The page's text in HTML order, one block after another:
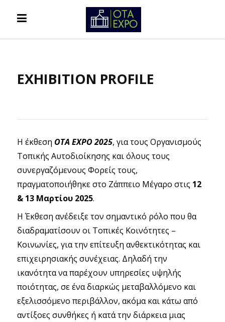
EXHIBITION PROFILE
Η έκθεση ΟΤΑ ΕΧΡΟ 2025, για τους Οργανισμούς
Τοπικής Αυτοδιοίκησης και όλους τους
συνεργαζόμενους Φορείς τους,
πραγματοποιήθηκε στο Ζάππειο Μέγαρο στις 12
& 13 Μαρτίου 2025.
Η Έκθεση ανέδειξε τον σημαντικό ρόλο που θα
διαδραματίσουν οι Τοπικές Κοινότητες –
Κοινωνίες, για την επίτευξη ανθεκτικότητας και
επιχειρησιακής συνέχειας. Δηλαδή την
ικανότητα να παρέχουν υπηρεσίες υψηλής
ποιότητας, σε ένα διαρκώς μεταβαλλόμενο και
εξελισσόμενο περιβάλλον, ακόμα και κάτω από
αντίξοες συνθήκες ή κατά την διάρκεια μιας